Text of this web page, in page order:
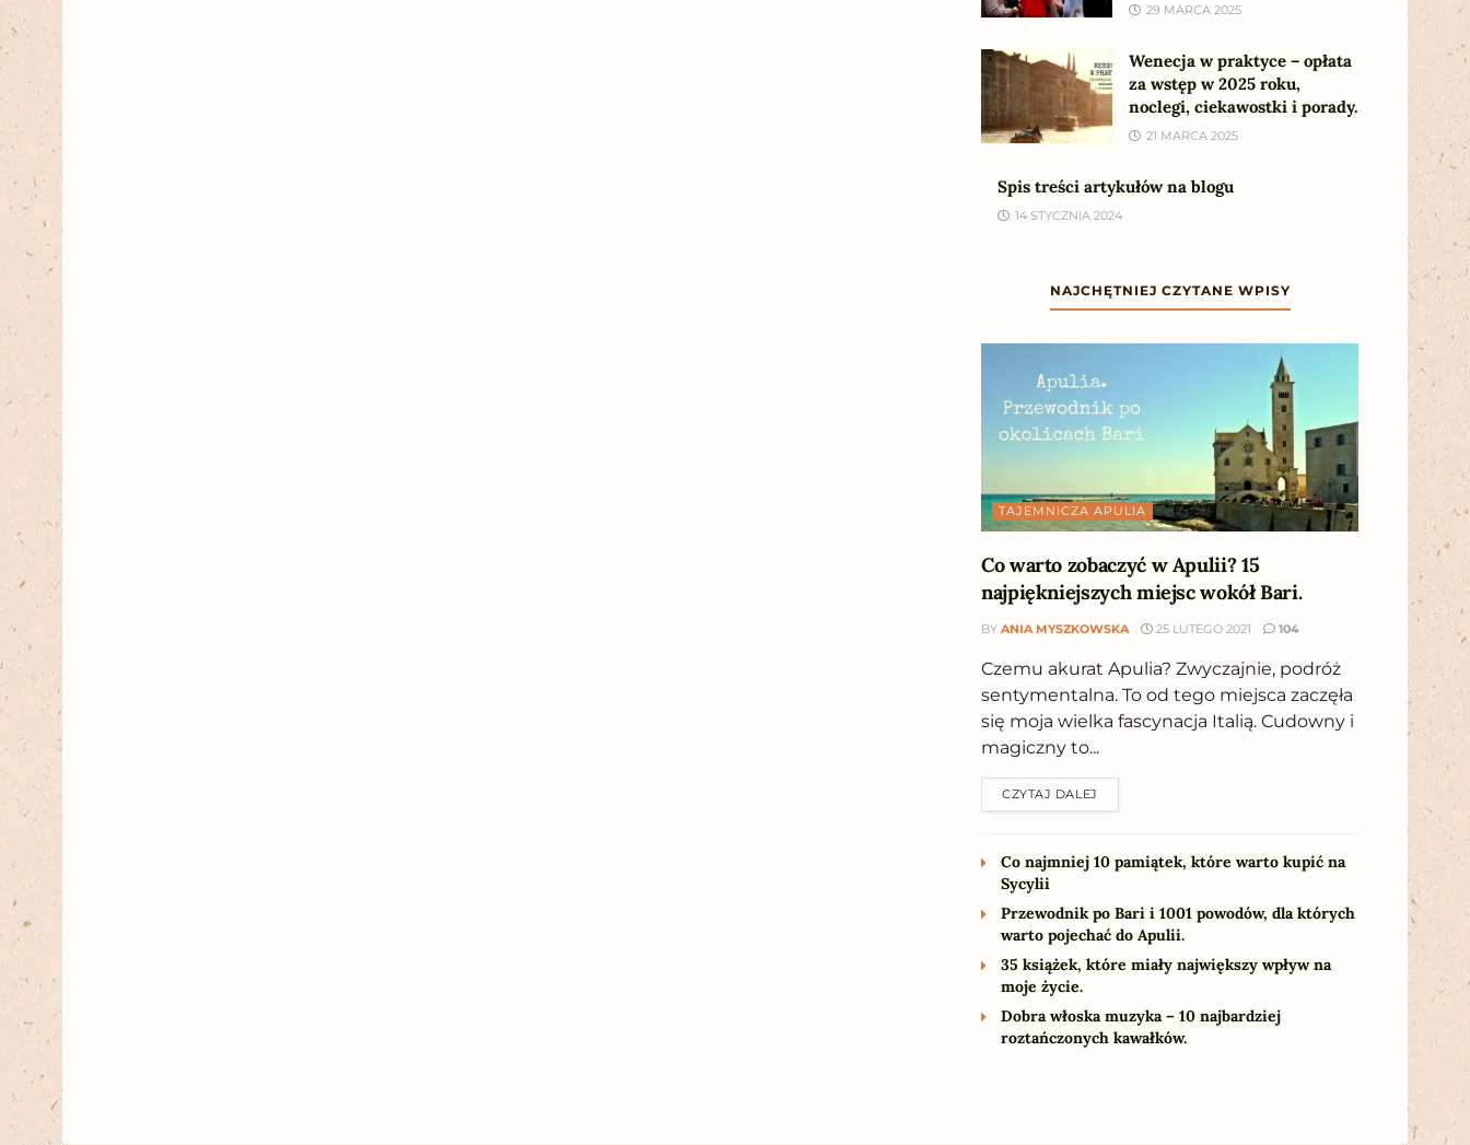
29 MARCA 2025
Wenecja w praktyce – opłata
za wstęp w 2025 roku,
noclegi, ciekawostki i porady.
21 MARCA 2025
Spis treści artykułów na blogu
14 STYCZNIA 2024
NAJCHĘTNIEJ CZYTANE WPISY
TAJEMNICZA APULIA
Co warto zobaczyć w Apulii? 15
najpiękniejszych miejsc wokół Bari.
BY ANIA MYSZKOWSKA 25 LUTEGO 2021 104
Czemu akurat Apulia? Zwyczajnie, podróż
sentymentalna. To od tego miejsca zaczęła
się moja wielka fascynacja Italią. Cudowny i
magiczny to...
CZYTAJ DALEJ
Co najmniej 10 pamiątek, które warto kupić na
Sycylii
Przewodnik po Bari i 1001 powodów, dla których
warto pojechać do Apulii.
35 książek, które miały największy wpływ na
moje życie.
Dobra włoska muzyka – 10 najbardziej
roztańczonych kawałków.